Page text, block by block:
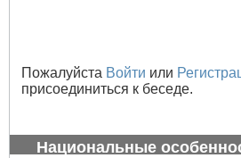
Пожалуйста Войти или
присоединиться к беседе.
Национальные